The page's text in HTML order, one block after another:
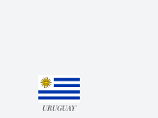
URUGUAY